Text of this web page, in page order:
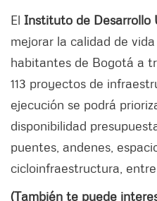
El Instituto de Desarrollo
mejorar la calidad de
habitantes de Bogotá a
113 proyectos de
ejecución se podrá
disponibilidad
puentes, andenes,
cicloinfraestructura,
(También te puede